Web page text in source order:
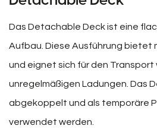
Das Detachable Deck ist eine
Aufbau. Diese Ausführung bietet
und eignet sich für den Transport
unregelmäßigen Ladungen. Das
abgekoppelt und als temporäre
verwendet werden.